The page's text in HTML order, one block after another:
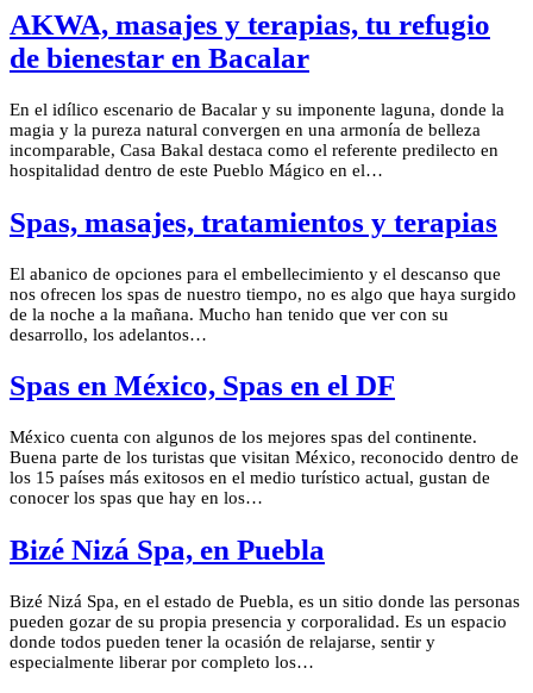
AKWA, masajes y terapias, tu refugio
de bienestar en Bacalar
En el idílico escenario de Bacalar y su imponente laguna, donde la
magia y la pureza natural convergen en una armonía de belleza
incomparable, Casa Bakal destaca como el referente predilecto en
hospitalidad dentro de este Pueblo Mágico en el…
Spas, masajes, tratamientos y terapias
El abanico de opciones para el embellecimiento y el descanso que
nos ofrecen los spas de nuestro tiempo, no es algo que haya surgido
de la noche a la mañana. Mucho han tenido que ver con su
desarrollo, los adelantos…
Spas en México, Spas en el DF
México cuenta con algunos de los mejores spas del continente.
Buena parte de los turistas que visitan México, reconocido dentro de
los 15 países más exitosos en el medio turístico actual, gustan de
conocer los spas que hay en los…
Bizé Nizá Spa, en Puebla
Bizé Nizá Spa, en el estado de Puebla, es un sitio donde las personas
pueden gozar de su propia presencia y corporalidad. Es un espacio
donde todos pueden tener la ocasión de relajarse, sentir y
especialmente liberar por completo los…